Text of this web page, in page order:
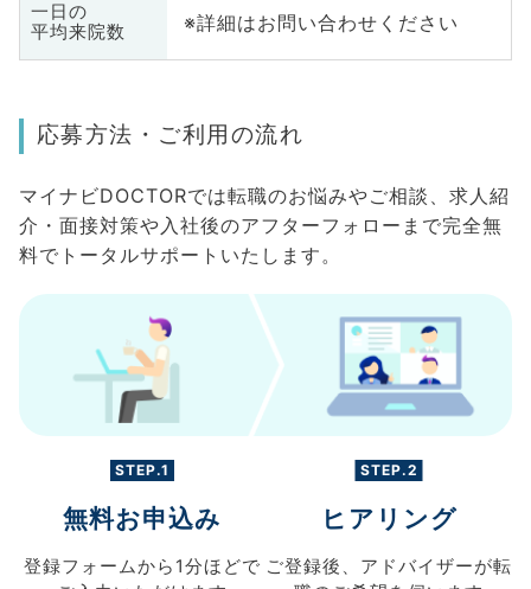
一日の
平均来院数
※詳細はお問い合わせください
応募方法・ご利用の流れ
マイナビDOCTORでは転職のお悩みやご相談、求人紹
介・面接対策や入社後のアフターフォローまで完全無
料でトータルサポートいたします。
STEP.1
無料お申込み
登録フォームから 1分ほどで
STEP.2
ヒアリング
ご登録後、 アドバイザーが転